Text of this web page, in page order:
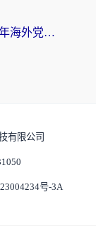
北美回国无缝访问国内资源：3年海外党亲测的加速器选择指南
有限公司
号-3A